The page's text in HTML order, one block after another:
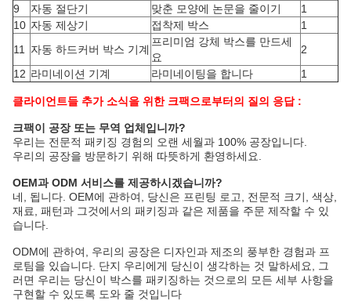
9 자동 절단기 맞춘 모양에 논문을 줄이기
1
10 자동 제상기 접착제 박스
1
11
자동 하드커버 박스 기계
프리미엄 강체 박스를 만드세
요
2
12 라미네이션 기계 라미네이팅을 합니다 1
클라이언트들 추가 소식을 위한 크팩으로부터의 질의 응답 :
크팩이 공장 또는 무역 업체입니까?
우리는 전문적 패키징 경험의 오랜 세월과 100% 공장입니다.
우리의 공장을 방문하기 위해 따뜻하게 환영하세요.
OEM과 ODM 서비스를 제공하시겠습니까?
네, 됩니다. OEM에 관하여, 당신은 프린팅 로고, 전문적 크기, 색상,
재료, 패턴과 그것에서의 패키징과 같은 제품을 주문 제작할 수 있
습니다.
ODM에 관하여, 우리의 공장은 디자인과 제조의 풍부한 경험과 프
로팀을 있습니다. 단지 우리에게 당신이 생각하는 것 말하세요, 그
러면 우리는 당신이 박스를 패키징하는 것으로의 모든 세부 사항을
구현할 수 있도록 도와 줄 것입니다